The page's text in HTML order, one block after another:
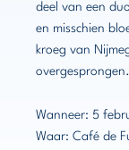
deel van een
en misschien
kroeg van
Wanneer: 5
Waar: Café de